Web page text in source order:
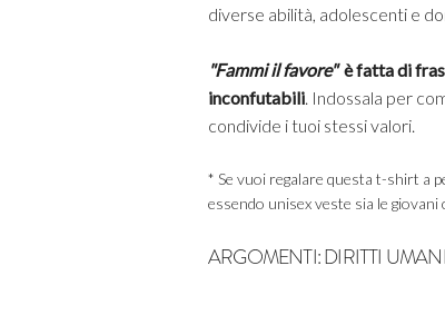
diverse abilità, adolescenti e
"Fammi il favore"è fatta di
inconfutabili . Indossala per
condivide i tuoi stessi valori.
* Se vuoi regalare questa t-shirt a
essendo unisex veste sia le giovani
ARGOMENTI:DIRITTI UMANI